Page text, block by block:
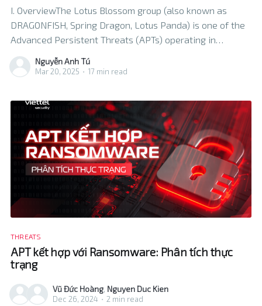
I. OverviewThe Lotus Blossom group (also known as
DRAGONFISH, Spring Dragon, Lotus Panda) is one of the
Advanced Persistent Threats (APTs) operating in
Southeast Asia. The group has been active since 2012,
carrying out attacks on authorities, military agencies, and
and the Philippines)
Nguyễn Anh Tú
Mar 20, 2025 • 17 min read
THREATS
APT kết hợp với Ransomware: Phân tích thực
trạng
Vũ Đức Hoàng, Nguyen Duc Kien
Dec 26, 2024 • 2 min read